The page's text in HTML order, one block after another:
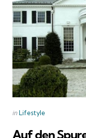
Categories
Posted
inLifestyle
Auf den